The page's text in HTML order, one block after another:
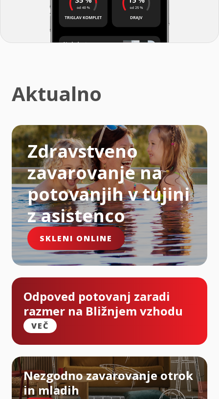
Aktualno
Zdravstveno
zavarovanje na
potovanjih v tujini
z asistenco
SKLENI ONLINE
Odpoved potovanj zaradi
razmer na Bližnjem vzhodu
VEČ
Nezgodno zavarovanje otrok
in mladih